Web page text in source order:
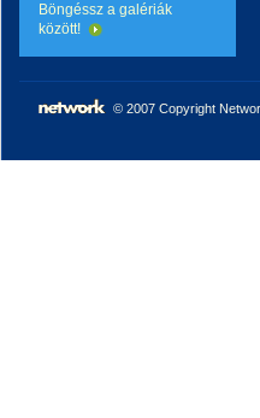
Böngéssz a galériák
között!
© 2007 Copyright